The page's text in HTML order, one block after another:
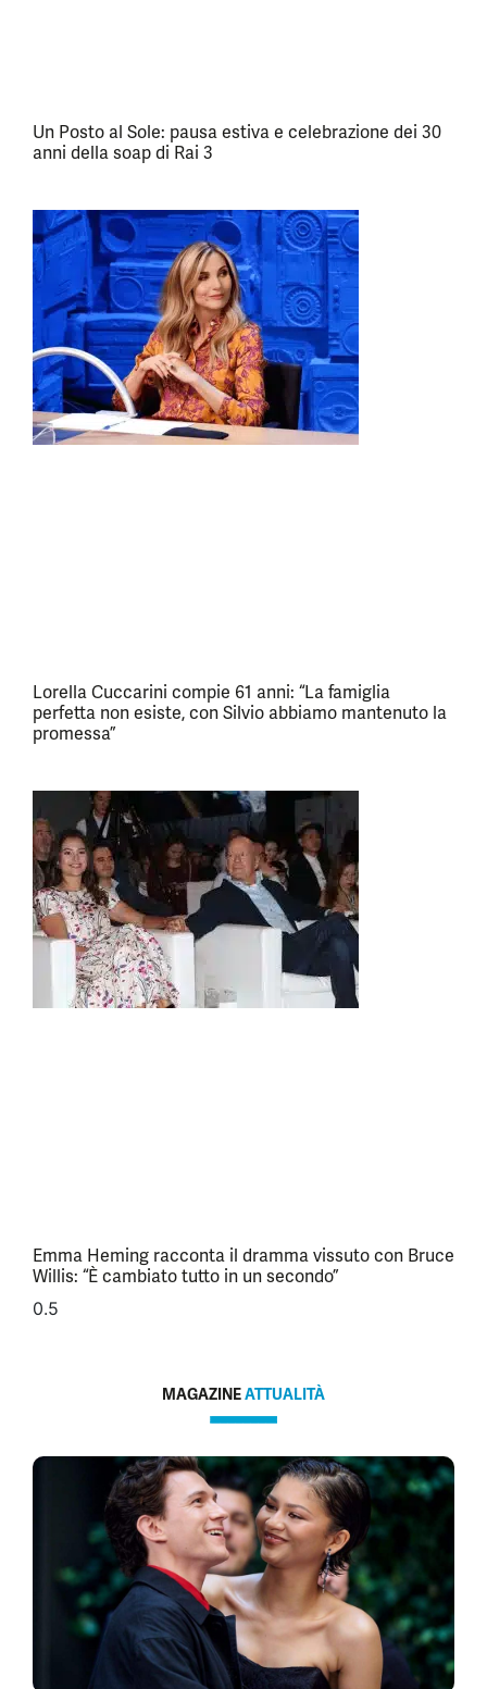
Un Posto al Sole: pausa estiva e celebrazione dei 30
anni della soap di Rai 3
Lorella Cuccarini compie 61 anni: “La famiglia
perfetta non esiste, con Silvio abbiamo mantenuto la
promessa”
Emma Heming racconta il dramma vissuto con Bruce
Willis: “È cambiato tutto in un secondo”
MAGAZINEATTUALITÀ